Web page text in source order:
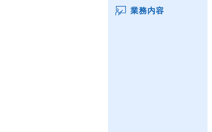
業務内容